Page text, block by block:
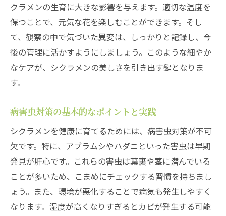
クラメンの生育に大きな影響を与えます。適切な温度を
保つことで、元気な花を楽しむことができます。そし
て、観察の中で気づいた異変は、しっかりと記録し、今
後の管理に活かすようにしましょう。このような細やか
なケアが、シクラメンの美しさを引き出す鍵となりま
す。
病害虫対策の基本的なポイントと実践
シクラメンを健康に育てるためには、病害虫対策が不可
欠です。特に、アブラムシやハダニといった害虫は早期
発見が肝心です。これらの害虫は葉裏や茎に潜んでいる
ことが多いため、こまめにチェックする習慣を持ちまし
ょう。また、環境が悪化することで病気も発生しやすく
なります。湿度が高くなりすぎるとカビが発生する可能